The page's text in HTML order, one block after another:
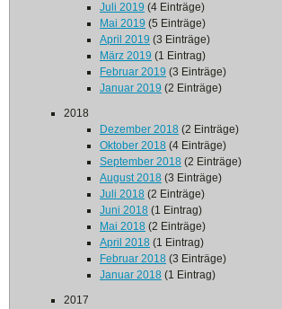
Juli 2019 (4 Einträge)
Mai 2019 (5 Einträge)
April 2019 (3 Einträge)
März 2019 (1 Eintrag)
Februar 2019 (3 Einträge)
Januar 2019 (2 Einträge)
2018
Dezember 2018 (2 Einträge)
Oktober 2018 (4 Einträge)
September 2018 (2 Einträge)
August 2018 (3 Einträge)
Juli 2018 (2 Einträge)
Juni 2018 (1 Eintrag)
Mai 2018 (2 Einträge)
April 2018 (1 Eintrag)
Februar 2018 (3 Einträge)
Januar 2018 (1 Eintrag)
2017